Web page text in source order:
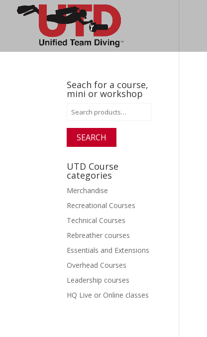
Seach for a course,
mini or workshop
Search
SEARCH
UTD Course
categories
Merchandise
Recreational Courses
Technical Courses
Rebreather courses
Essentials and Extensions
Overhead Courses
Leadership courses
HQ Live or Online classes